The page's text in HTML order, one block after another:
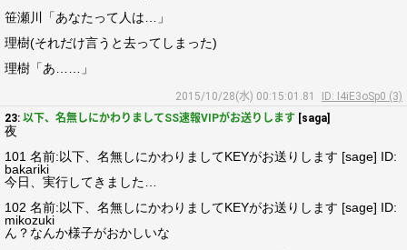
笹瀬川「あなたって人は…」
理樹(それだけ言うと去ってしまった)
理樹「あ……」
2015/10/28(水) 00:15:01.81
ID: I4iE3oSp0 (3)
23: 以下、名無しにかわりましてSS速報VIPがお送りします [saga]
夜
101 名前:以下、名無しにかわりましてKEYがお送りします [sage] ID:
bakariki
今日、実行してきました…
102 名前:以下、名無しにかわりましてKEYがお送りします [sage] ID:
mikozuki
ん？なんか様子がおかしいな